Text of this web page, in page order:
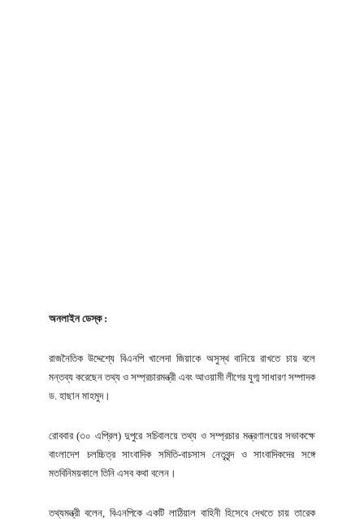
অনলাইন ডেস্ক :
রাজনৈতিক উদ্দেশ্যে বিএনপি খালেদা জিয়াকে অসুস্থ বানিয়ে রাখতে চায় বলে
মন্তব্য করেছেন তথ্য ও সম্প্রচারমন্ত্রী এবং আওয়ামী লীগের যুগ্ম সাধারণ সম্পাদক
ড. হাছান মাহমুদ।
রোববার (৩০ এপ্রিল) দুপুরে সচিবালয়ে তথ্য ও সম্প্রচার মন্ত্রণালয়ের সভাকক্ষে
বাংলাদেশ চলচ্চিত্র সাংবাদিক সমিতি-বাচসাস নেতৃবৃন্দ ও সাংবাদিকদের সঙ্গে
মতবিনিময়কালে তিনি এসব কথা বলেন।
তথ্যমন্ত্রী বলেন, বিএনপিকে একটি লাঠিয়াল বাহিনী হিসেবে দেখতে চায় তারেক